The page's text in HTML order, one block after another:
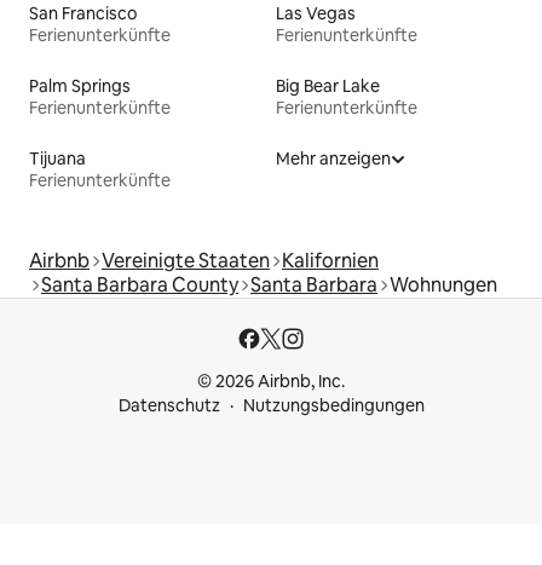
San Francisco
Ferienunterkünfte
Las Vegas
Ferienunterkünfte
Palm Springs
Ferienunterkünfte
Big Bear Lake
Ferienunterkünfte
Tijuana
Ferienunterkünfte
Mehr anzeigen
Airbnb Vereinigte Staaten Kalifornien
Santa Barbara County Santa Barbara Wohnungen
© 2026 Airbnb, Inc.
Datenschutz
Nutzungsbedingungen